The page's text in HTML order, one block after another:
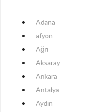
Adana
afyon
Ağrı
Aksaray
Ankara
Antalya
Aydın